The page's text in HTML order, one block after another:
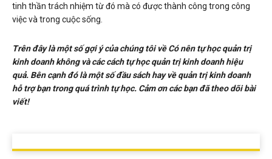
tinh thần trách nhiệm từ đó mà có được thành công trong công
việc và trong cuộc sống.
Trên đây là một số gợi ý của chúng tôi về Có nên tự học quản trị
kinh doanh không và các cách tự học quản trị kinh doanh hiệu
quả. Bên cạnh đó là một số đầu sách hay về quản trị kinh doanh
hỗ trợ bạn trong quá trình tự học. Cảm ơn các bạn đã theo dõi bài
viết!